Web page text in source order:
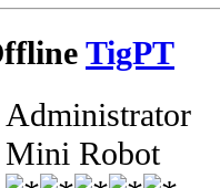
TigPT
Administrator
Mini Robot